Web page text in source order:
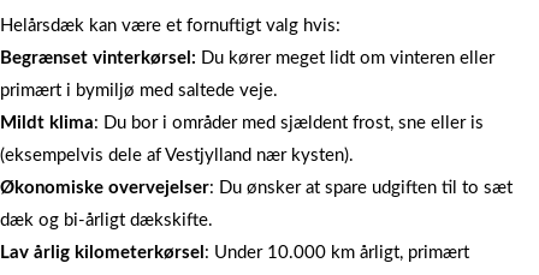
Helårsdæk kan være et fornuftigt valg hvis:
Begrænset vinterkørsel: Du kører meget lidt om vinteren eller
primært i bymiljø med saltede veje.
Mildt klima: Du bor i områder med sjældent frost, sne eller is
(eksempelvis dele af Vestjylland nær kysten).
Økonomiske overvejelser: Du ønsker at spare udgiften til to sæt
dæk og bi-årligt dækskifte.
Lav årlig kilometerkørsel : Under 10.000 km årligt, primært